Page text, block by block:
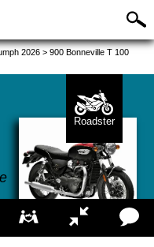
2026 > 900 Bonneville T 100
Roadster